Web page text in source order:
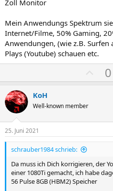
Zoll Monitor
Mein Anwendungs Spektrum
Internet/Filme, 50% Gaming,
Anwendungen, (wie z.B. Surfen
Plays (Youtube) schauen etc.
o
t
v
S
t
0
KoH
Well-known member
25. Juni 2021
schrauber1984 schrieb:
Da muss ich Dich korrigieren, der
einer 1080Ti gemacht, ich habe
56 Pulse 8GB (HBM2) Speicher